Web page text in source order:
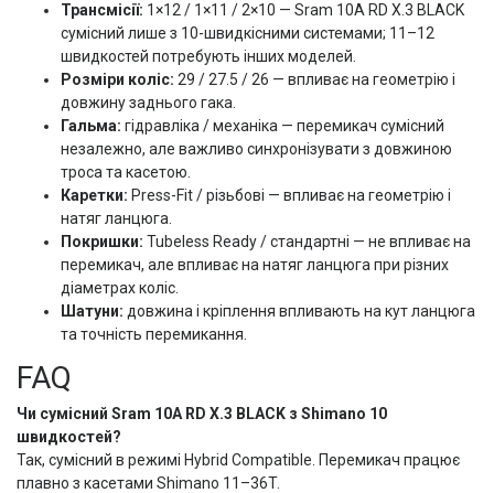
Трансмісії: 1×12 / 1×11 / 2×10 — Sram 10A RD X.3 BLACK
сумісний лише з 10-швидкісними системами; 11–12
швидкостей потребують інших моделей.
Розміри коліс: 29 / 27.5 / 26 — впливає на геометрію і
довжину заднього гака.
Гальма: гідравліка / механіка — перемикач сумісний
незалежно, але важливо синхронізувати з довжиною
троса та касетою.
Каретки: Press-Fit / різьбові — впливає на геометрію і
натяг ланцюга.
Покришки: Tubeless Ready / стандартні — не впливає на
перемикач, але впливає на натяг ланцюга при різних
діаметрах коліс.
Шатуни: довжина і кріплення впливають на кут ланцюга
та точність перемикання.
FAQ
Чи сумісний Sram 10A RD X.3 BLACK з Shimano 10
швидкостей?
Так, сумісний в режимі Hybrid Compatible. Перемикач працює
плавно з касетами Shimano 11–36T.